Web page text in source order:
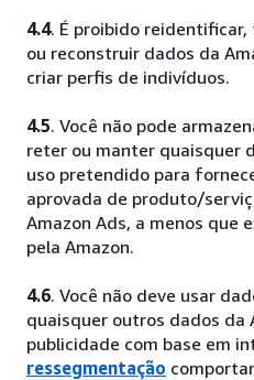
4.4. É proibido
ou reconstruir dados da
criar perfis de indivíduos.
4.5. Você não pode
reter ou manter quaisquer
uso pretendido para
aprovada de produto/
Amazon Ads, a menos que
pela Amazon.
4.6. Você não deve usar
quaisquer outros dados da
publicidade com base em
ressegmentação